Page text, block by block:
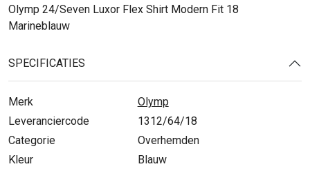
Olymp 24/Seven Luxor Flex Shirt Modern Fit 18
Marineblauw
SPECIFICATIES
Merk
Olymp
Leveranciercode
1312/64/18
Categorie
Overhemden
Kleur
Blauw